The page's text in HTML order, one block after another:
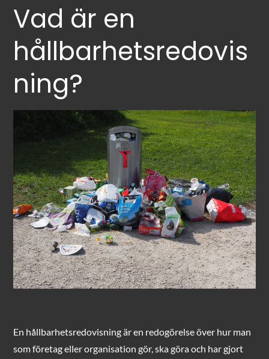
Vad är en
hållbarhetsredovis
ning?
En hållbarhetsredovisning är en redogörelse över hur man
som företag eller organisation gör, ska göra och har gjort